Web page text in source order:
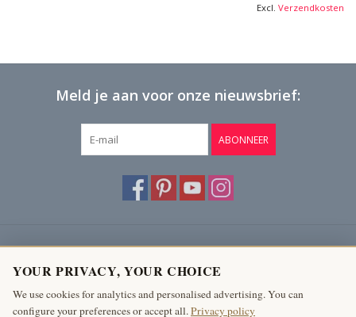
Excl. Verzendkosten
Meld je aan voor onze nieuwsbrief:
ABONNEER
Producten
YOUR PRIVACY, YOUR CHOICE
We use cookies for analytics and personalised advertising. You can
configure your preferences or accept all.Privacy policy